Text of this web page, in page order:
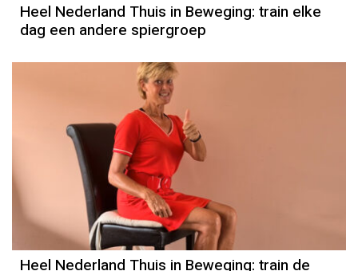
Heel Nederland Thuis in Beweging: train elke
dag een andere spiergroep
Heel Nederland Thuis in Beweging: train de